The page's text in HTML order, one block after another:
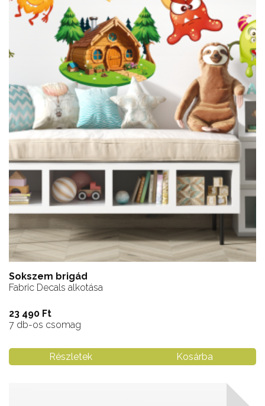
Sokszem brigád
Fabric Decals alkotása
23 490 Ft
7 db-os csomag
Részletek Kosárba